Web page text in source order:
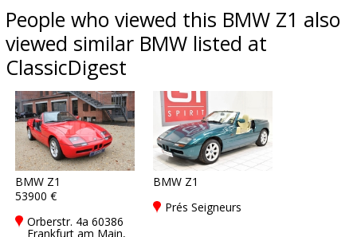
People who viewed this BMW Z1 also
viewed similar BMW listed at
ClassicDigest
BMW Z1
53900 €
Orberstr. 4a 60386
Frankfurt am Main,
BMW Z1
Prés Seigneurs